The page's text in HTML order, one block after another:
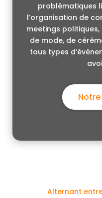
problématiques
l’organisation de
meetings
de mode, de
tous types
Alternant